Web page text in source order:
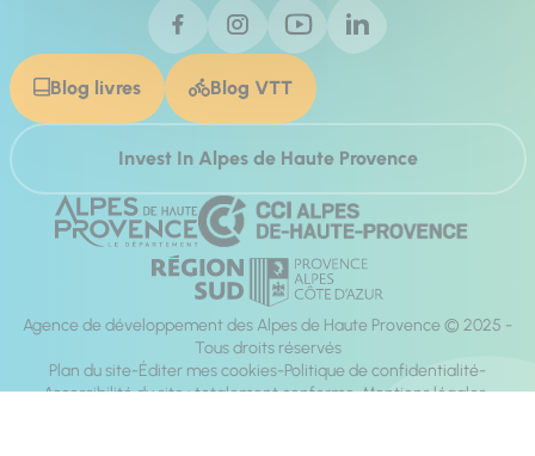
Blog livres Blog VTT
Invest In Alpes de Haute Provence
Agence de développement des Alpes de Haute Provence © 2025 -
Tous droits réservés
Plan du site Éditer mes cookies Politique de confidentialité
Accessibilité du site : totalement conforme Mentions légales